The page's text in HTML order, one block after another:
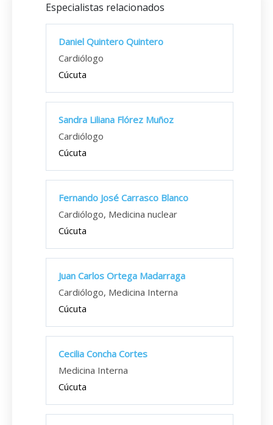
Especialistas relacionados
Daniel Quintero Quintero
Cardiólogo
Cúcuta
Sandra Liliana Flórez Muñoz
Cardiólogo
Cúcuta
Fernando José Carrasco Blanco
Cardiólogo, Medicina nuclear
Cúcuta
Juan Carlos Ortega Madarraga
Cardiólogo, Medicina Interna
Cúcuta
Cecilia Concha Cortes
Medicina Interna
Cúcuta